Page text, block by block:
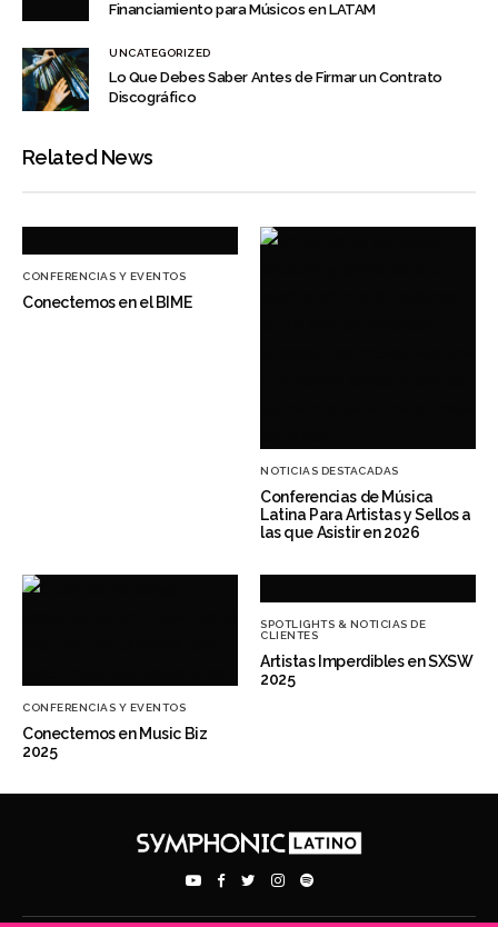
Financiamiento para Músicos en LATAM
UNCATEGORIZED
Lo Que Debes Saber Antes de Firmar un Contrato
Discográfico
Related News
CONFERENCIAS Y EVENTOS
Conectemos en el BIME
NOTICIAS DESTACADAS
Conferencias de Música
Latina Para Artistas y Sellos a
las que Asistir en 2026
CONFERENCIAS Y EVENTOS
Conectemos en Music Biz
2025
SPOTLIGHTS & NOTICIAS DE
CLIENTES
Artistas Imperdibles en SXSW
2025